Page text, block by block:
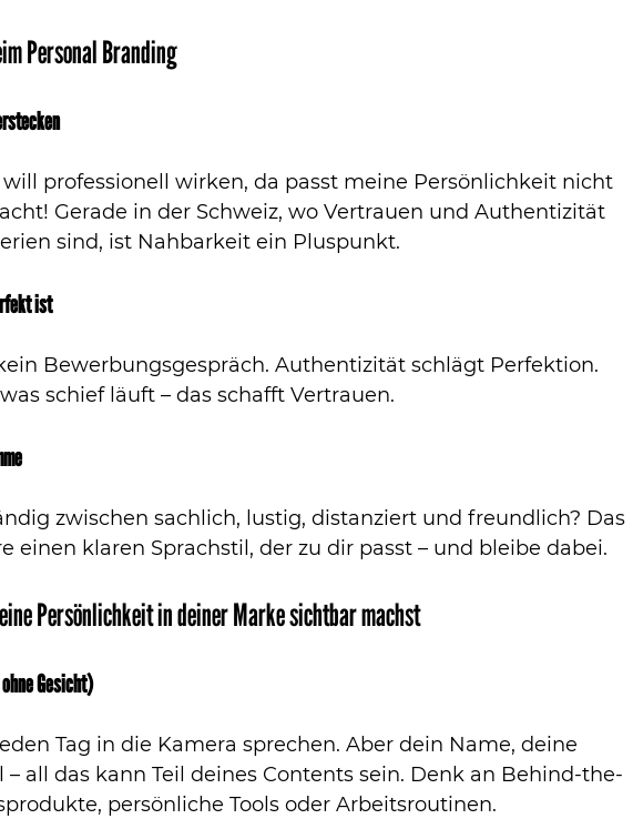
Personal Branding
will professionell wirken, da passt meine Persönlichkeit nicht
Gerade in der Schweiz, wo Vertrauen und Authentizität
sind, ist Nahbarkeit ein Pluspunkt.
ist
Bewerbungsgespräch. Authentizität schlägt Perfektion.
schief läuft – das schafft Vertrauen.
zwischen sachlich, lustig, distanziert und freundlich? Das
einen klaren Sprachstil, der zu dir passt – und bleibe dabei.
Persönlichkeit in deiner Marke sichtbar machst
Gesicht)
Tag in die Kamera sprechen. Aber dein Name, deine
– all das kann Teil deines Contents sein. Denk an Behind-the-
persönliche Tools oder Arbeitsroutinen.